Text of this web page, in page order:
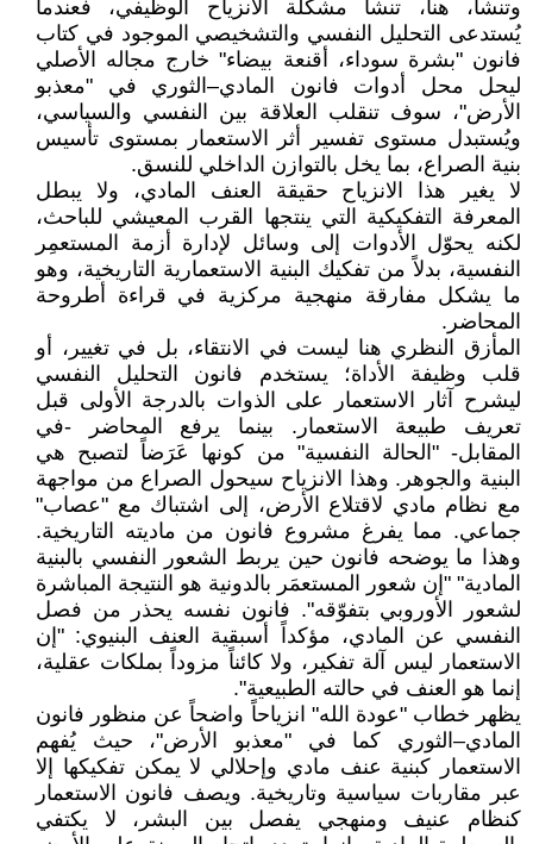
وتنشأ، هنا، تنشأ مشكلة الانزياح الوظيفي، فعندما
يُستدعى التحليل النفسي والتشخيصي الموجود في كتاب
فانون "بشرة سوداء، أقنعة بيضاء" خارج مجاله الأصلي
ليحل محل أدوات فانون المادي–الثوري في "معذبو
الأرض"، سوف تنقلب العلاقة بين النفسي والسياسي،
ويُستبدل مستوى تفسير أثر الاستعمار بمستوى تأسيس
بنية الصراع، بما يخل بالتوازن الداخلي للنسق.
لا يغير هذا الانزياح حقيقة العنف المادي، ولا يبطل
المعرفة التفكيكية التي ينتجها القرب المعيشي للباحث،
لكنه يحوّل الأدوات إلى وسائل لإدارة أزمة المستعمِر
النفسية، بدلاً من تفكيك البنية الاستعمارية التاريخية، وهو
ما يشكل مفارقة منهجية مركزية في قراءة أطروحة
المحاضر.
المأزق النظري هنا ليست في الانتقاء، بل في تغيير، أو
قلب وظيفة الأداة؛ يستخدم فانون التحليل النفسي
ليشرح آثار الاستعمار على الذوات بالدرجة الأولى قبل
تعريف طبيعة الاستعمار. بينما يرفع المحاضر -في
المقابل- "الحالة النفسية" من كونها عَرَضاً لتصبح هي
البنية والجوهر. وهذا الانزياح سيحول الصراع من مواجهة
مع نظام مادي لاقتلاع الأرض، إلى اشتباك مع "عصاب"
جماعي. مما يفرغ مشروع فانون من ماديته التاريخية.
وهذا ما يوضحه فانون حين يربط الشعور النفسي بالبنية
المادية" "إن شعور المستعمَر بالدونية هو النتيجة المباشرة
لشعور الأوروبي بتفوّقه". فانون نفسه يحذر من فصل
النفسي عن المادي، مؤكداً أسبقية العنف البنيوي: "إن
الاستعمار ليس آلة تفكير، ولا كائناً مزوداً بملكات عقلية،
إنما هو العنف في حالته الطبيعية".
يظهر خطاب "عودة الله" انزياحاً واضحاً عن منظور فانون
المادي–الثوري كما في "معذبو الأرض"، حيث يُفهم
الاستعمار كبنية عنف مادي وإحلالي لا يمكن تفكيكها إلا
عبر مقاربات سياسية وتاريخية. ويصف فانون الاستعمار
كنظام عنيف ومنهجي يفصل بين البشر، لا يكتفي